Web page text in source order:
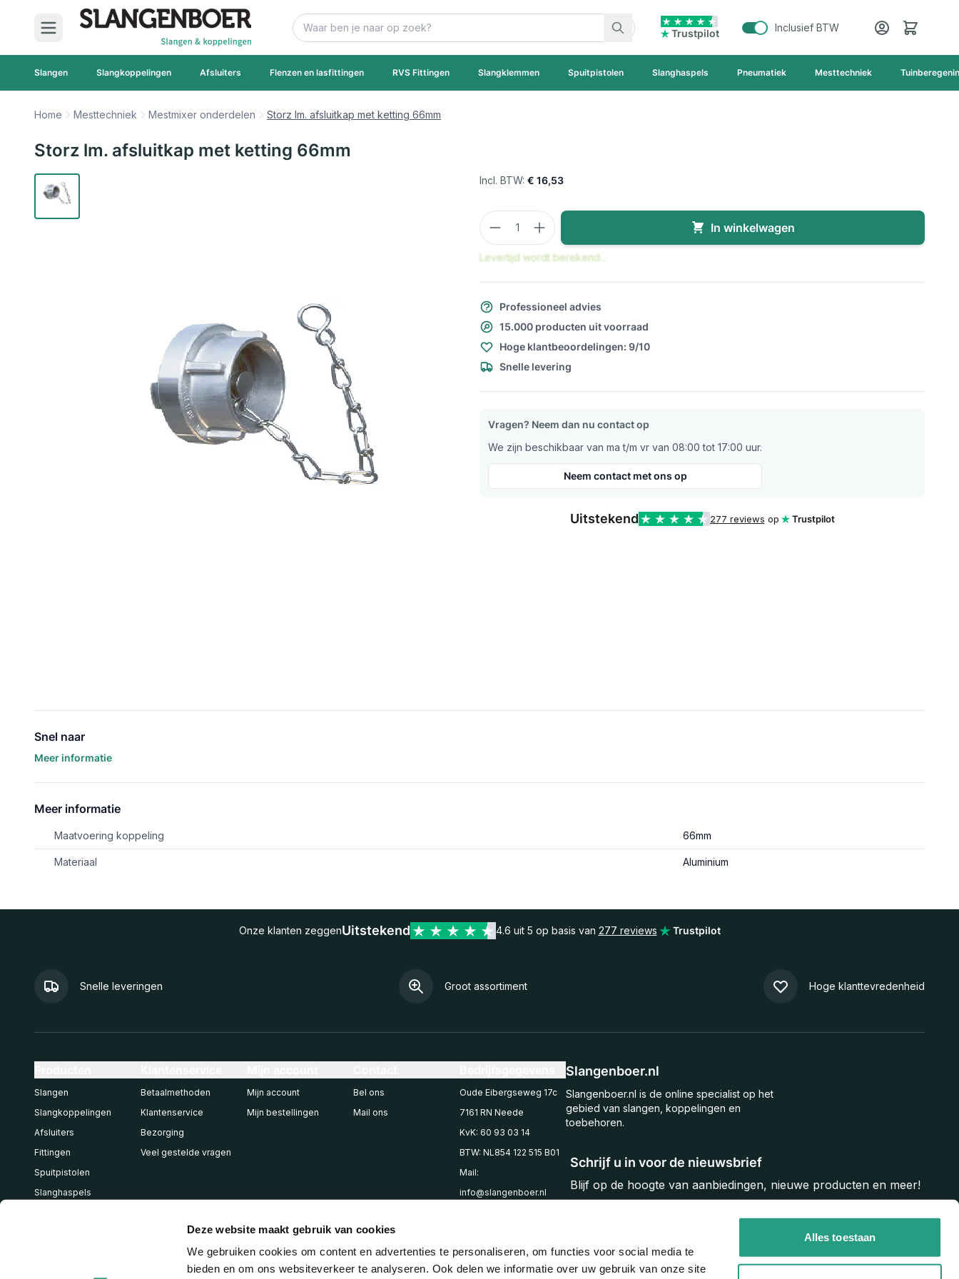
Deze website maakt gebruik van cookies
We gebruiken cookies om content en advertenties te personaliseren, om functies voor social media te
bieden en om ons websiteverkeer te analyseren. Ook delen we informatie over uw gebruik van onze site
Alles toestaan
Ga naar de inhoud
Zoek
Trustpilot
Inclusief BTW Cart
Slangen Slangkoppelingen Afsluiters Flenzen en lasfittingen RVS Fittingen Slangklemmen Spuitpistolen Slanghaspels Pneumatiek Mesttechniek
Home Mesttechniek Mestmixer onderdelen Storz lm. afsluitkap met ketting 66mm
Storz lm. afsluitkap met ketting 66mm
€ 16,53
Aantal
In winkelwagen
Levertijd wordt berekend...
Professioneel advies
15.000 producten uit voorraad
Hoge klantbeoordelingen: 9/10
Snelle levering
Vragen? Neem dan nu contact op
We zijn beschikbaar van ma t/m vr van 08:00 tot 17:00 uur.
Neem contact met ons op
Uitstekend 277 reviews op Trustpilot
Snel naar
Meer informatie
Meer informatie
Maatvoering koppeling 66mm
Materiaal Aluminium
Onze klanten zeggenUitstekend 4.6 uit 5 op basis van 277 reviews Trustpilot
Snelle leveringen Groot assortiment Hoge klanttevredenheid
Schrijf u in voor de nieuwsbrief
Blijf op de hoogte van aanbiedingen, nieuwe producten en meer!
Slangenboer.nl
Slangenboer.nl is de online specialist op het
gebied van slangen, koppelingen en
toebehoren.
Slangen
Slangkoppelingen
Afsluiters
Fittingen
Spuitpistolen
Slanghaspels
Betaalmethoden
Klantenservice
Bezorging
Veel gestelde vragen
Mijn account
Mijn bestellingen
Bel ons
Mail ons
Oude Eibergseweg 17c
7161 RN Neede
KvK: 60 93 03 14
BTW: NL854 122 515 B01
Mail:
info@slangenboer.nl